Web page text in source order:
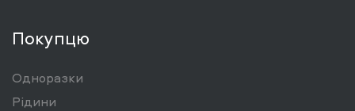
Покупцю
Одноразки
Рідини